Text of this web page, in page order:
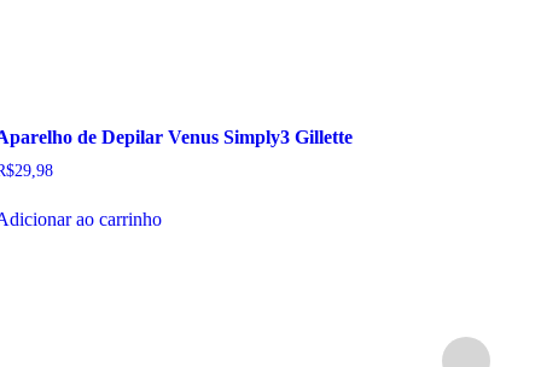
de Depilar Venus Simply3 Gillette
29,98
ao carrinho